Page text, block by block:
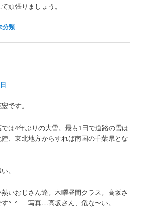
頑張りましょう。
分類
です。
は4年ぶりの大雪。最も1日で道路の雪は
、東北地方からすれば南国の千葉県とな
。
いおじさん達。木曜昼間クラス。高坂さ
す^_^ 写真…高坂さん、危な〜い。